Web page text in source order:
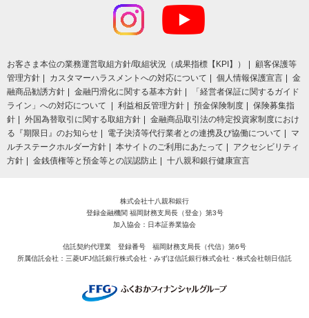
お客さま本位の業務運営取組⽅針/取組状況（成果指標【KPI】）
顧客保護等
管理方針
カスタマーハラスメントへの対応について 個人情報保護宣言
金
融商品勧誘方針
金融円滑化に関する基本方針
「経営者保証に関するガイド
ライン」への対応について
利益相反管理方針 預金保険制度
保険募集指
針
外国為替取引に関する取組方針
金融商品取引法の特定投資家制度におけ
る『期限日』のお知らせ
電子決済等代行業者との連携及び協働について
マ
ルチステークホルダー方針
本サイトのご利用にあたって
アクセシビリティ
方針
金銭債権等と預金等との誤認防止 十八親和銀行健康宣言
株式会社十八親和銀行
登録金融機関 福岡財務支局長（登金）第3号
加入協会：日本証券業協会
信託契約代理業 登録番号 福岡財務支局長（代信）第6号
所属信託会社：三菱UFJ信託銀行株式会社・みずほ信託銀行株式会社・株式会社朝日信託